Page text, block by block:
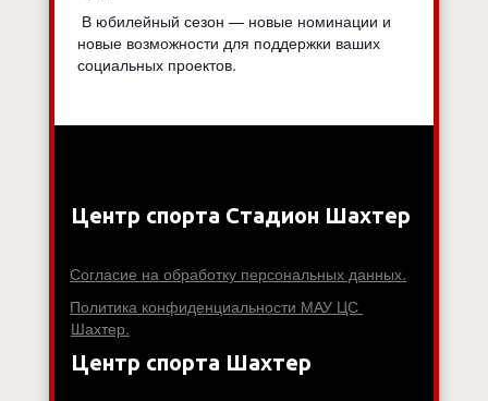
В юбилейный сезон — новые номинации и
новые возможности для поддержки ваших
социальных проектов.
Центр спорта Стадион Шахтер
Согласие на обработку персональных данных.
Политика конфиденциальности МАУ ЦС
Шахтер.
Центр спорта Шахтер